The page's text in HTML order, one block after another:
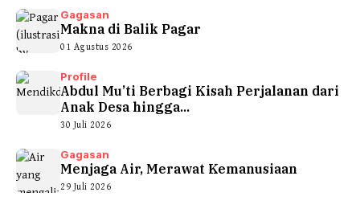
Gagasan
Makna di Balik Pagar
01 Agustus 2026
Profile
Abdul Mu’ti Berbagi Kisah Perjalanan dari
Anak Desa hingga...
30 Juli 2026
Gagasan
Menjaga Air, Merawat Kemanusiaan
29 Juli 2026